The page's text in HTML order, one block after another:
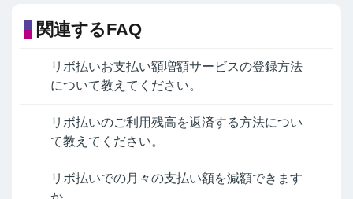
関連するFAQ
リボ払いお支払い額増額サービスの登録方法
について教えてください。
リボ払いのご利用残高を返済する方法につい
て教えてください。
リボ払いでの月々の支払い額を減額できます